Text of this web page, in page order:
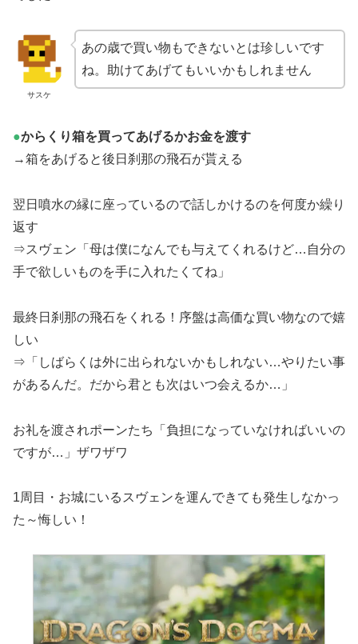
サスケ
あの歳で買い物もできないとは珍しいです
ね。助けてあげてもいいかもしれません
●からくり箱を買ってあげるかお金を渡す
→箱をあげると後日刹那の飛石が貰える
翌日噴水の縁に座っているので話しかけるのを何度か繰り
返す
⇒スヴェン「母は僕になんでも与えてくれるけど…自分の
手で欲しいものを手に入れたくてね」
最終日刹那の飛石をくれる！序盤は高価な買い物なので嬉
しい
⇒「しばらくは外に出られないかもしれない…やりたい事
があるんだ。だから君とも次はいつ会えるか…」
お礼を渡されポーンたち「負担になっていなければいいの
ですが…」ザワザワ
1周目・お城にいるスヴェンを運んできても発生しなかっ
た～悔しい！